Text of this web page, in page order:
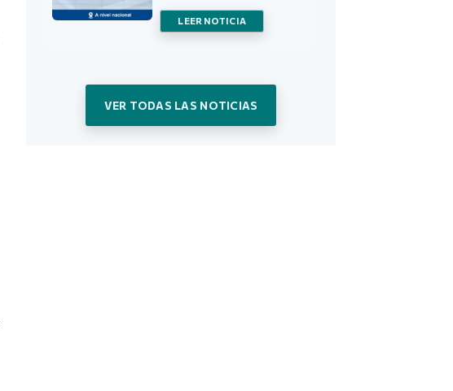
LEER NOTICIA
VER TODAS LAS NOTICIAS